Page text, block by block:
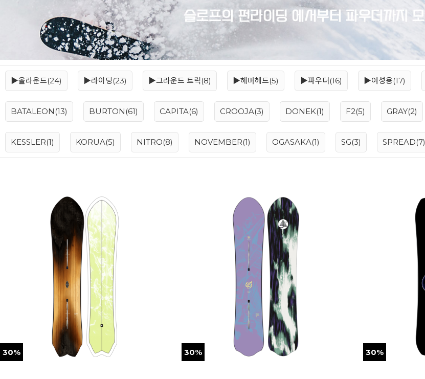
▶올라운드(24) ▶라이딩(23) ▶그라운드 트릭(8) ▶헤머헤드(5) ▶파우더(16) ▶여성용(17)
BATALEON(13) BURTON(61) CAPITA(6) CROOJA(3) DONEK(1) F2(5) GRAY(2)
KESSLER(1) KORUA(5) NITRO(8) NOVEMBER(1) OGASAKA(1) SG(3) SPREAD(7)
30% 30% 30%